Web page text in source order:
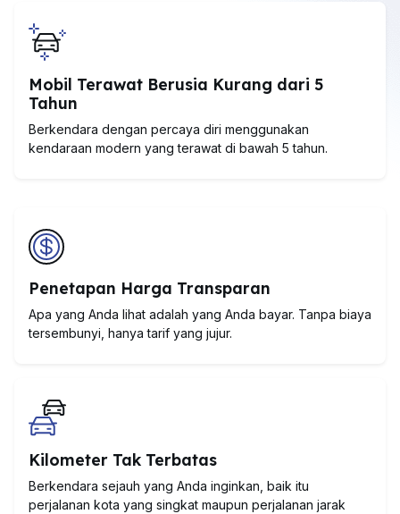
Mobil Terawat Berusia Kurang dari 5
Tahun
Berkendara dengan percaya diri menggunakan
kendaraan modern yang terawat di bawah 5 tahun.
Penetapan Harga Transparan
Apa yang Anda lihat adalah yang Anda bayar. Tanpa biaya
tersembunyi, hanya tarif yang jujur.
Kilometer Tak Terbatas
Berkendara sejauh yang Anda inginkan, baik itu
perjalanan kota yang singkat maupun perjalanan jarak